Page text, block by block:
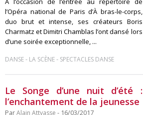
l’Opéra national de Paris d’À bras-le-corps,
duo brut et intense, ses créateurs Boris
Charmatz et Dimitri Chamblas l’ont dansé lors
d’une soirée exceptionnelle, ...
DANSE- LA SCÈNE- SPECTACLES DANSE
Le Songe d’une nuit d’été :
l’enchantement de la jeunesse
ParAlain Attyasse - 16/03/2017